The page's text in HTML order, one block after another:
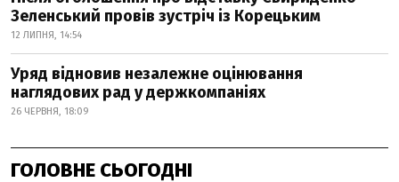
Зеленський провів зустріч із Корецьким
12 ЛИПНЯ, 14:54
Уряд відновив незалежне оцінювання
наглядових рад у держкомпаніях
26 ЧЕРВНЯ, 18:09
ГОЛОВНЕ СЬОГОДНІ